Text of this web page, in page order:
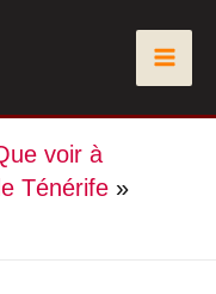
voir à
Ténérife »